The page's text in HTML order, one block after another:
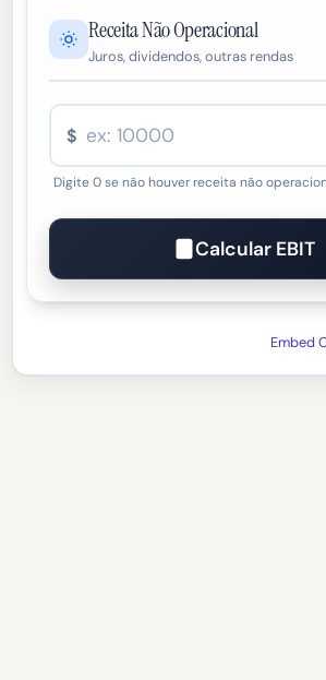
Receita Não Operacional
Juros, dividendos, outras rendas
$
Digite 0 se não houver receita não
Calcular EBIT
Embed